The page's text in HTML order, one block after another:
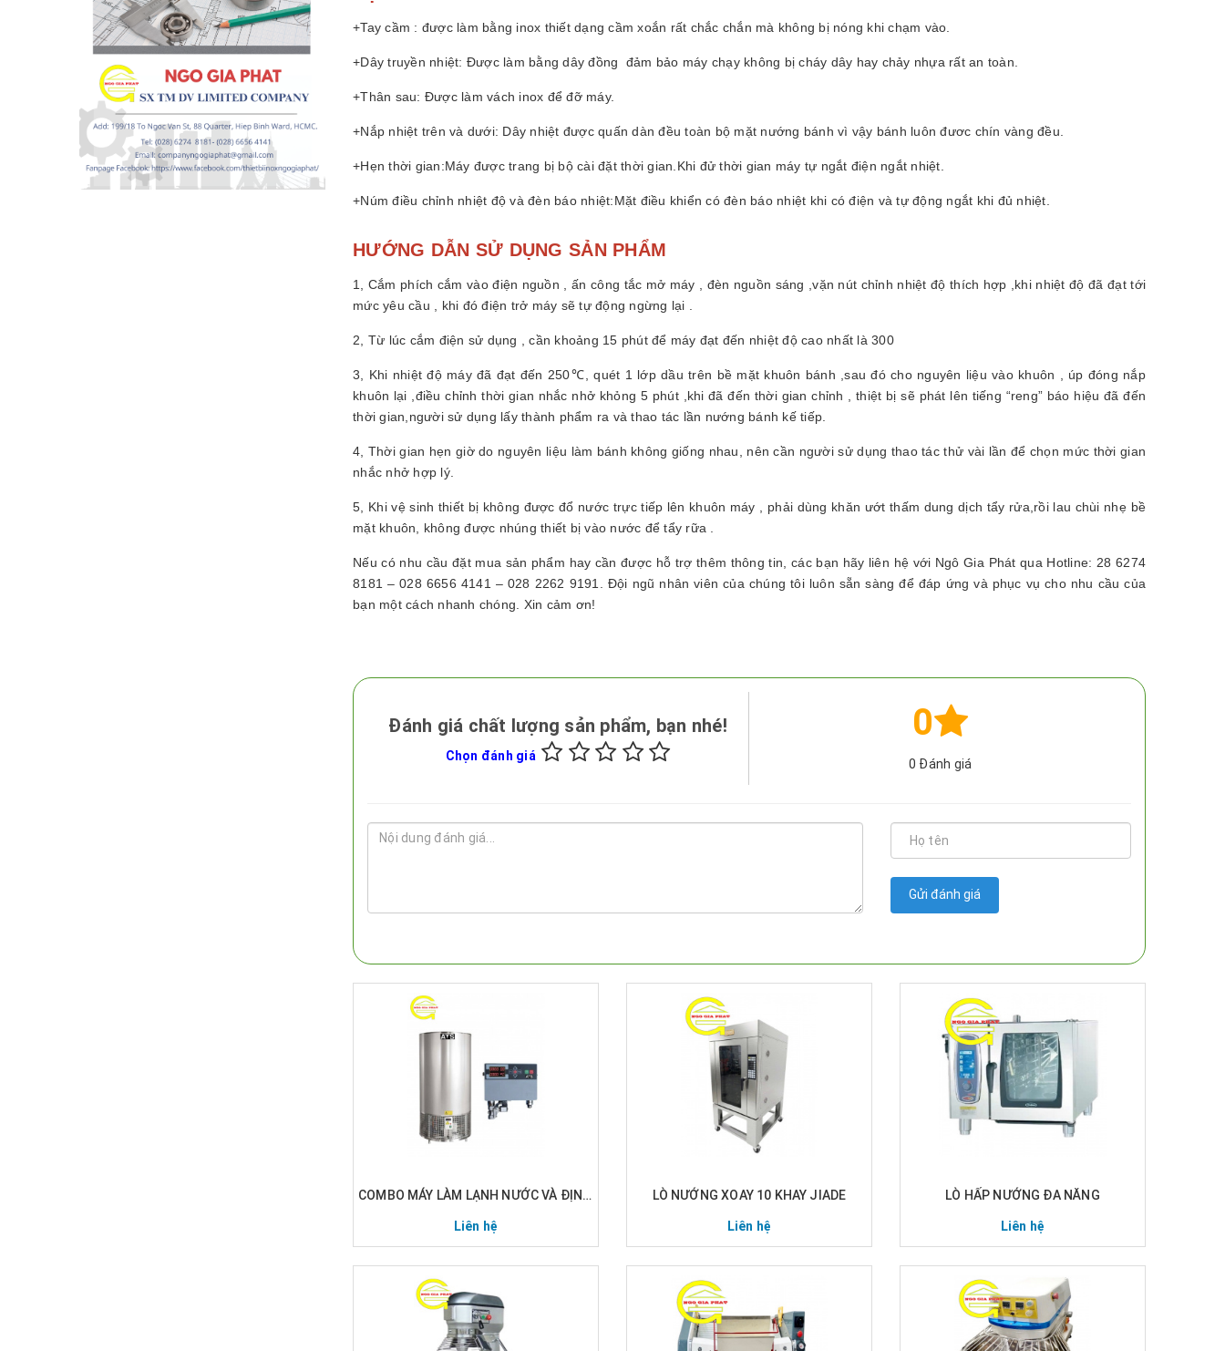
+Tay cầm : được làm bằng inox thiết dạng cầm xoắn rất chắc chắn mà không bị nóng khi chạm vào.
+Dây truyền nhiệt: Được làm bằng dây đồng đảm bảo máy chạy không bị cháy dây hay chảy nhựa rất an toàn.
+Thân sau: Được làm vách inox để đỡ máy.
+Nắp nhiệt trên và dưới: Dây nhiệt được quấn dàn đều toàn bộ mặt nướng bánh vì vậy bánh luôn đươc chín vàng đều.
+Hẹn thời gian:Máy được trang bị bộ cài đặt thời gian.Khi đử thời gian máy tự ngắt điện ngắt nhiệt.
+Núm điều chỉnh nhiệt độ và đèn báo nhiệt:Mặt điều khiển có đèn báo nhiệt khi có điện và tự động ngắt khi đủ nhiệt.
HƯỚNG DẪN SỬ DỤNG SẢN PHẨM
1, Cắm phích cắm vào điện nguồn , ấn công tắc mở máy , đèn nguồn sáng ,vặn nút chỉnh nhiệt độ thích hợp ,khi nhiệt độ đã đạt tới
mức yêu cầu , khi đó điện trở máy sẽ tự động ngừng lại .
2, Từ lúc cắm điện sử dụng , cần khoảng 15 phút để máy đạt đến nhiệt độ cao nhất là 300
3, Khi nhiệt độ máy đã đạt đến 250℃, quét 1 lớp dầu trên bề mặt khuôn bánh ,sau đó cho nguyên liệu vào khuôn , úp đóng nắp
khuôn lại ,điều chỉnh thời gian nhắc nhở khỏng 5 phút ,khi đã đến thời gian chỉnh , thiệt bị sẽ phát lên tiếng “reng” báo hiệu đã đến
thời gian,người sử dụng lấy thành phẩm ra và thao tác lần nướng bánh kế tiếp.
4, Thời gian hẹn giờ do nguyên liệu làm bánh không giống nhau, nên cần người sử dụng thao tác thử vài lần để chọn mức thời gian
nhắc nhở hợp lý.
5, Khi vệ sinh thiết bị không được đổ nước trực tiếp lên khuôn máy , phải dùng khăn ướt thấm dung dịch tẩy rửa,rồi lau chùi nhẹ bề
mặt khuôn, không được nhúng thiết bị vào nước để tẩy rữa .
Nếu có nhu cầu đặt mua sản phẩm hay cần được hỗ trợ thêm thông tin, các bạn hãy liên hệ với Ngô Gia Phát qua Hotline: 28 6274
8181 – 028 6656 4141 – 028 2262 9191. Đội ngũ nhân viên của chúng tôi luôn sẵn sàng để đáp ứng và phục vụ cho nhu cầu của
bạn một cách nhanh chóng. Xin cảm ơn!
Đánh giá chất lượng sản phẩm, bạn nhé!
Chọn đánh giá
0
0 Đánh giá
Gửi đánh giá
COMBO MÁY LÀM LẠNH NƯỚC VÀ ĐỊNH LƯỢNG NƯỚC
Liên hệ
LÒ NƯỚNG XOAY 10 KHAY JIADE
Liên hệ
LÒ HẤP NƯỚNG ĐA NĂNG
Liên hệ